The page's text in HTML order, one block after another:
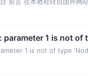
1 is not of
1 is not of type